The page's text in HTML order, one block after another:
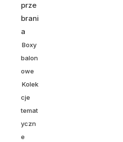
prze
brani
a
Boxy
balon
owe
Kolek
cje
temat
yczn
e